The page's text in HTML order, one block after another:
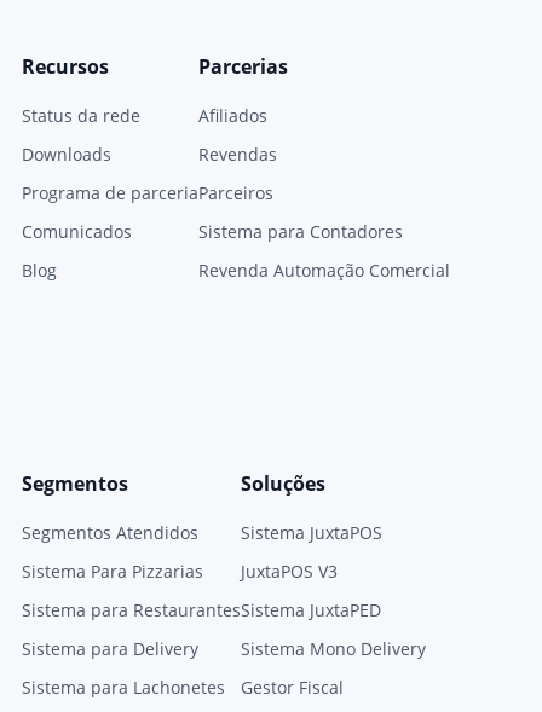
Recursos
Status da rede
Downloads
Programa de parceria
Comunicados
Blog
Parcerias
Afiliados
Revendas
Parceiros
Sistema para Contadores
Revenda Automação Comercial
Segmentos
Segmentos Atendidos
Sistema Para Pizzarias
Sistema para Restaurantes
Sistema para Delivery
Sistema para Lachonetes
Soluções
Sistema JuxtaPOS
JuxtaPOS V3
Sistema JuxtaPED
Sistema Mono Delivery
Gestor Fiscal